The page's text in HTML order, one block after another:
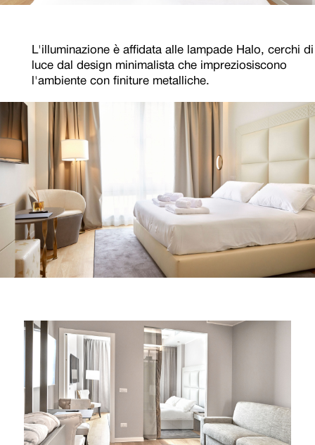
L'illuminazione è affidata alle lampade Halo, cerchi di
luce dal design minimalista che impreziosiscono
l'ambiente con finiture metalliche.